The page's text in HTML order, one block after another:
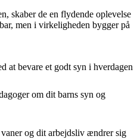
skaber de en flydende oplevelse
men i virkeligheden bygger på
at bevare et godt syn i hverdagen
om dit barns syn og
og dit arbejdsliv ændrer sig